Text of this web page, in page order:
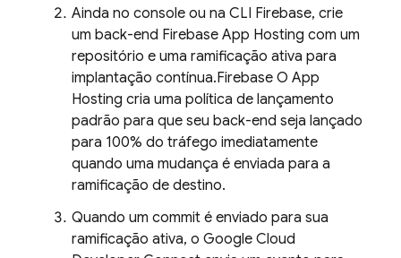
Ainda no console ou na CLI Firebase, crie
um back-end Firebase App Hosting com um
repositório e uma ramificação ativa para
implantação contínua.Firebase O App
Hosting cria uma política de lançamento
padrão para que seu back-end seja lançado
para 100% do tráfego imediatamente
quando uma mudança é enviada para a
ramificação de destino.
Quando um commit é enviado para sua
ramificação ativa, o Google Cloud